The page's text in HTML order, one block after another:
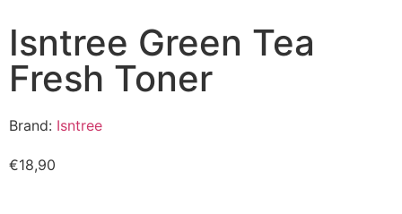
Isntree Green Tea
Fresh Toner
Brand: Isntree
€18,90